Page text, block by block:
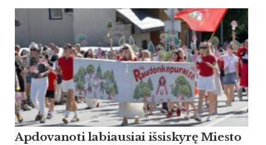
Apdovanoti labiausiai išsiskyrę Miesto